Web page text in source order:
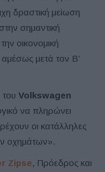
δραστική μείωση
σημαντική
οικονομική
μετά τον Β’
Volkswagen
να πληρώνει
οι κατάλληλες
οχημάτων».
Zipse, Πρόεδρος και